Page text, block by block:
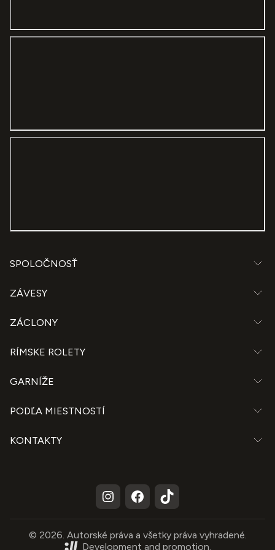
result is stunning. Totally recommended!
SPOLOČNOSŤ
ZÁVESY
ZÁCLONY
RÍMSKE ROLETY
GARNÍŽE
PODĽA MIESTNOSTÍ
KONTAKTY
© 2026. Autorské práva a všetky práva vyhradené.
Development and promotion.